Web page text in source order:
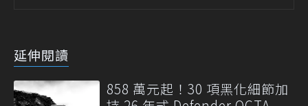
延伸閱讀
858 萬元起！30 項黑化細節加